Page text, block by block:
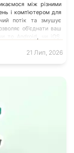
між різними
і компʼютером для
потік та змушує
обʼєднати ваш
то Android, чи iOS.
Link) від Microsoft,
смартфона.
21 Лип, 2026